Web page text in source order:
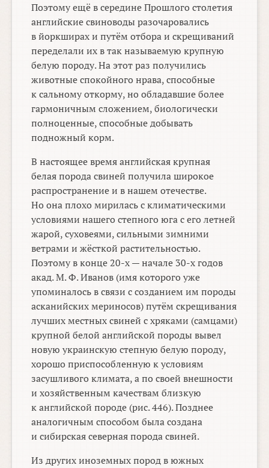
Поэтому ещё в середине Прошлого столетия
английские свиноводы разочаровались
в йоркширах и путём отбора и скрещиваний
переделали их в так называемую крупную
белую породу. На этот раз получились
животные спокойного нрава, способные
к сальному откорму, но обладавшие более
гармоничным сложением, биологически
полноценные, способные добывать
подножный корм.
В настоящее время английская крупная
белая порода свиней получила широкое
распространение и в нашем отечестве.
Но она плохо мирилась с климатическими
условиями нашего степного юга с его летней
жарой, суховеями, сильными зимними
ветрами и жёсткой растительностью.
Поэтому в конце20-х —начале 30-хгодов
акад. М. Ф. Иванов (имя которого уже
упоминалось в связи с созданием им породы
асканийских мериносов) путём скрещивания
лучших местных свиней с хряками (самцами)
крупной белой английской породы вывел
новую украинскую степную белую породу,
хорошо приспособленную к условиям
засушливого климата, а по своей внешности
и хозяйственным качествам близкую
к английской породе (рис. 446). Позднее
аналогичным способом была создана
и сибирская северная порода свиней.
Из других иноземных пород в южных